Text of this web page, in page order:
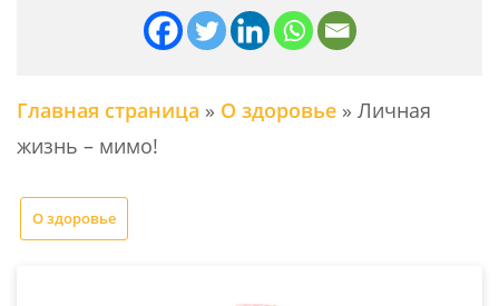
Главная страница » О здоровье » Личная
жизнь – мимо!
О здоровье